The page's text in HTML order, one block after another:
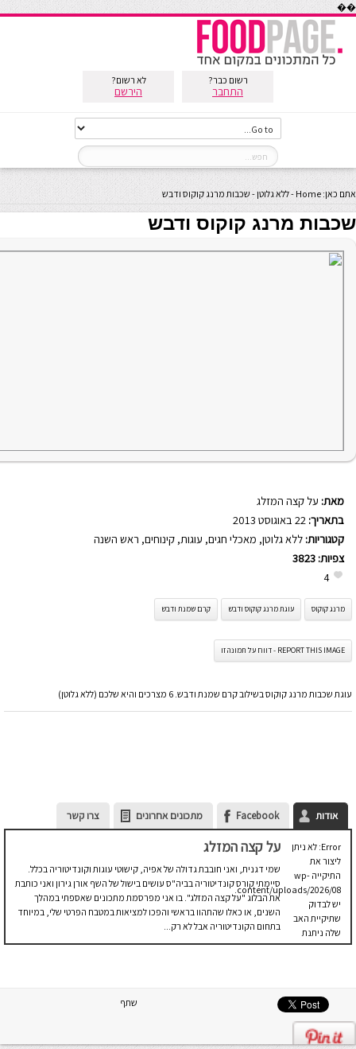
��
רשום כבר?
התחבר
לא רשום?
הירשם
אתם כאן: Home
-ללא גלוטן- שכבות מרנג קוקוס ודבש
שכבות מרנג קוקוס ודבש
מאת: על קצה המזלג
בתאריך:
קטגוריות: ללא גלוטן, מאכלי חגים, עוגות, קינוחים, ראש השנה
צפיות: 3823
4
מרנג קוקוס עוגת מרנג קוקוס ודבש קרם שמנת ודבש
REPORT THIS IMAGE - דווח על תמונה זו
עוגת שכבות מרנג קוקוס בשילוב קרם שמנת ודבש. 6 מצרכים והיא שלכם (ללא גלוטן)
אודות Facebook מתכונים אחרונים צרו קשר
Error: לא ניתן
ליצור את
התיקייה wp-
content/uploads/2026/08.
יש לבדוק
שתיקיית האב
שלה ניתנת
לכתיבה.
על קצה המזלג
שמי דגנית, ואני חובבת גדולה של אפיה, קישוטי עוגות וקונדיטוריה בכלל.
סיימתי קורס קונדיטוריה בביה"ס עושים בישול של השף אורן גירון ואני כותבת
את הבלוג "על קצה המזלג". בו אני מפרסמת מתכונים שאספתי במהלך
השנים, או כאלו שהתהוו בראשי והפכו למציאות במטבח הפרטי שלי, במיוחד
בתחום הקונדיטוריה אבל לא רק...
שתף